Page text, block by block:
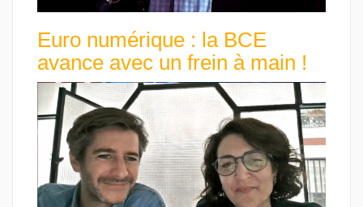
Euro numérique : la BCE
avance avec un frein à main !